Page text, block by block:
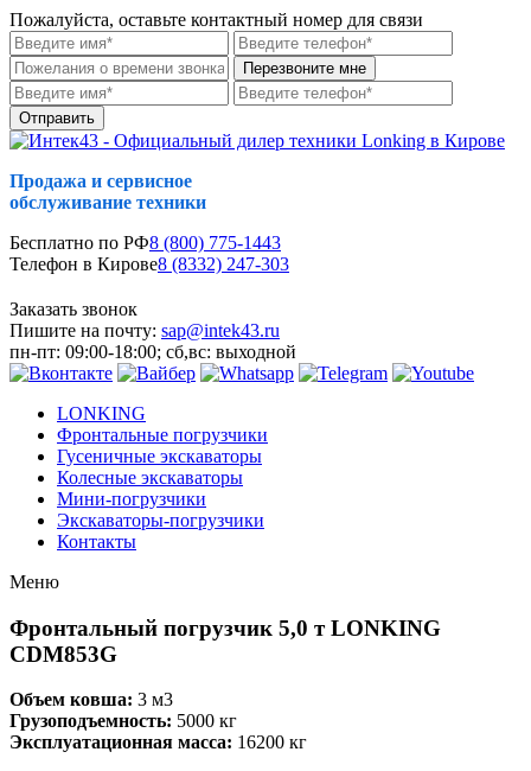
Пожалуйста, оставьте контактный номер для связи
Перезвоните мне
Отправить
Продажа и сервисное
обслуживание техники
Бесплатно по РФ8 (800) 775-1443
Телефон в Кирове8 (8332) 247-303
Заказать звонок
Пишите на почту: sap@intek43.ru
пн-пт: 09:00-18:00; сб,вс: выходной
LONKING
Фронтальные погрузчики
Гусеничные экскаваторы
Колесные экскаваторы
Мини-погрузчики
Экскаваторы-погрузчики
Контакты
Меню
Фронтальный погрузчик 5,0 т LONKING
CDM853G
Объем ковша: 3 м3
Грузоподъемность: 5000 кг
Эксплуатационная масса: 16200 кг